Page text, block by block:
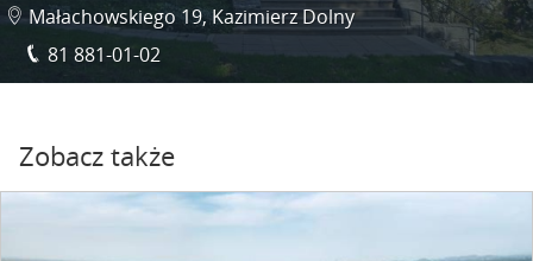
Małachowskiego 19, Kazimierz Dolny
81 881-01-02
Zobacz także